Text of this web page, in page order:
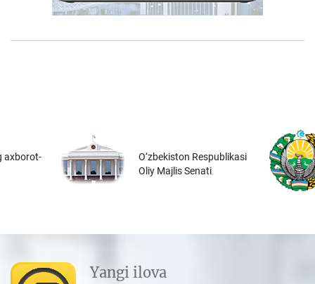
axborot-
O‘zbekiston Respublikasi
Oliy Majlis Senati
Yangi ilova